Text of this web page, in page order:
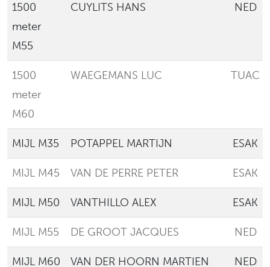
1500
meter
M55
CUYLITS HANS NED
1500
meter
M60
WAEGEMANS LUC TUAC
MIJL M35 POTAPPEL MARTIJN ESAK
MIJL M45 VAN DE PERRE PETER ESAK
MIJL M50 VANTHILLO ALEX ESAK
MIJL M55 DE GROOT JACQUES NED
MIJL M60 VAN DER HOORN MARTIEN NED